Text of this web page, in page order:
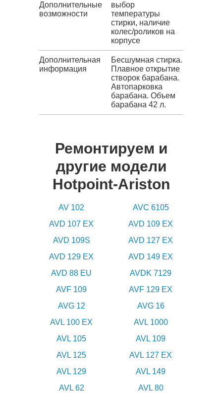
Дополнительные
возможности
выбор
температуры
стирки, наличие
колес/роликов на
корпусе
Дополнительная
информация
Бесшумная стирка.
Плавное открытие
створок барабана.
Автопарковка
барабана. Объем
барабана 42 л.
Ремонтируем и
другие модели
Hotpoint-Ariston
AV 102
AVC 6105
AVD 107 EX
AVD 109 EX
AVD 109S
AVD 127 EX
AVD 129 EX
AVD 149 EX
AVD 88 EU
AVDK 7129
AVF 109
AVF 129 EX
AVG 12
AVG 16
AVL 100 EX
AVL 1000
AVL 105
AVL 109
AVL 125
AVL 127 EX
AVL 129
AVL 149
AVL 62
AVL 80